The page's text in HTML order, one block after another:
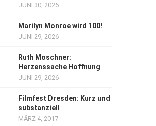
JUNI 30, 2026
Marilyn Monroe wird 100!
JUNI 29, 2026
Ruth Moschner:
Herzenssache Hoffnung
JUNI 29, 2026
Filmfest Dresden: Kurz und
substanziell
MÄRZ 4, 2017